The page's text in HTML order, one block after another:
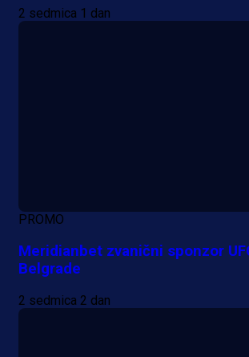
2 sedmica 1 dan
PROMO
Meridianbet zvanični sponzor
Belgrade
2 sedmica 2 dan